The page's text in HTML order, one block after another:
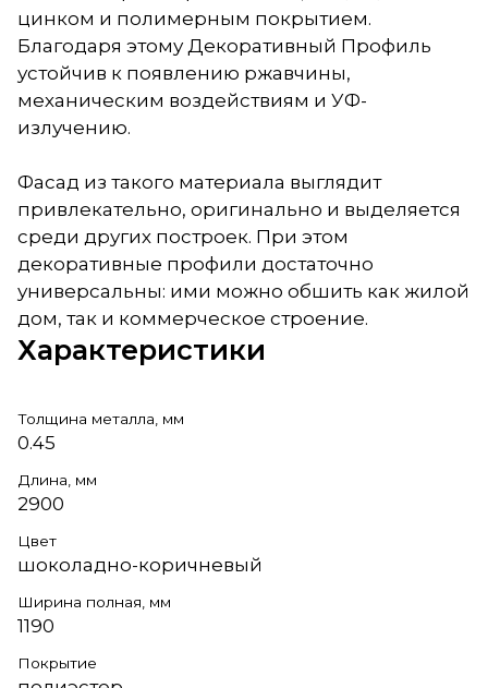
цинком и полимерным покрытием.
Благодаря этому Декоративный Профиль
устойчив к появлению ржавчины,
механическим воздействиям и УФ-
излучению.
Фасад из такого материала выглядит
привлекательно, оригинально и выделяется
среди других построек. При этом
декоративные профили достаточно
универсальны: ими можно обшить как жилой
дом, так и коммерческое строение.
Характеристики
Толщина металла, мм
0.45
Длина, мм
2900
Цвет
шоколадно-коричневый
Ширина полная, мм
1190
Покрытие